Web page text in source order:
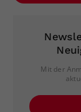
Mit der